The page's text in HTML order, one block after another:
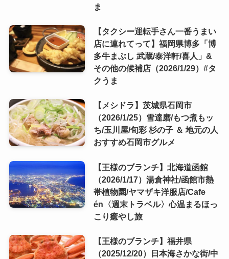
ま
【タクシー運転手さん一番うまい
店に連れてって】福岡県博多「博
多牛まぶし 武蔵/泰洋軒/喜人」&
その他の候補店（2026/1/29）#タ
クうま
【メシドラ】茨城県石岡市
（2026/1/25）雪達磨/もつ煮もッ
ち/玉川屋/旬彩 杉の子 ＆ 地元の人
おすすめ石岡市グルメ
【王様のブランチ】北海道函館
（2026/1/17）湯倉神社/函館市熱
帯植物園/ヤマザキ洋服店/Cafe
én〈週末トラベル〉心温まるほっ
こり癒やし旅
【王様のブランチ】福井県
（2025/12/20）日本海さかな街/中